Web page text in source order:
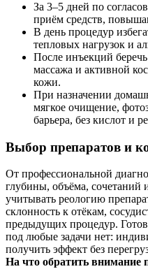
За 3–5 дней по
приём средств,
В день процедур
тепловых нагрузок и
После инъекций
массажа и активной
кожи.
При назначении
мягкое очищение,
барьера, без кислот и
Выбор препаратов и
От профессиональной
глубины, объёма, сочетаний
учитывать реологию
склонность к отёкам,
предыдущих процедур.
под любые задачи нет:
получить эффект без
На что обратить внимание